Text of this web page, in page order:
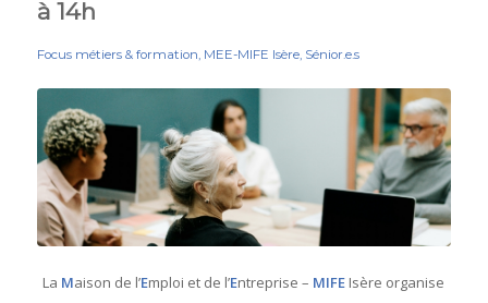
à 14h
Focus métiers & formation, MEE-MIFE Isère, Sénior.e.s
La Maison de l’Emploi et de l’Entreprise – MIFE Isère organise